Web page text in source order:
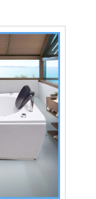
TP 8064,...